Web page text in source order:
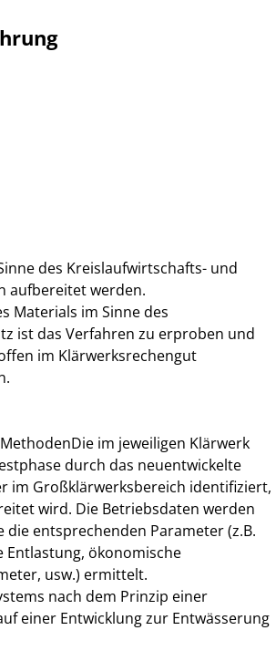
des Kreislaufwirtschafts- und
aufbereitet werden.
Materials im Sinne des
ist das Verfahren zu erproben und
im Klärwerksrechengut
im jeweiligen Klärwerk
durch das neuentwickelte
im Großklärwerksbereich identifiziert,
wird. Die Betriebsdaten werden
entsprechenden Parameter (z.B.
Entlastung, ökonomische
usw.) ermittelt.
nach dem Prinzip einer
einer Entwicklung zur Entwässerung